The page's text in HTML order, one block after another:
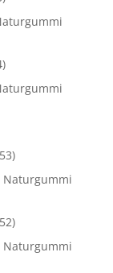
Naturgummi
Naturgummi